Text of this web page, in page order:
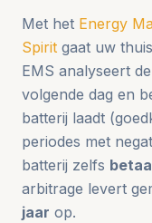
Met het Energy
Spirit gaat uw
EMS analyseert
volgende dag en
batterij laadt
periodes met
batterij zelfs
arbitrage levert
jaar op.